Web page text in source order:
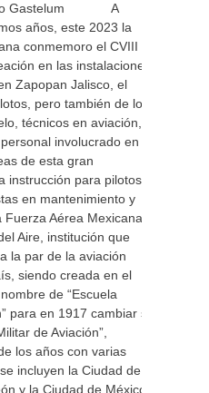
Gastelum A
años, este 2023 la
conmemoro el CVIII
en las instalaciones
Zapopan Jalisco, el
pero también de los
técnicos en aviación,
involucrado en
de esta gran
para pilotos
en mantenimiento y
Aérea Mexicana
Aire, institución que
la par de la aviación
siendo creada en el
de “Escuela
para en 1917 cambiar su
de Aviación”,
los años con varias
incluyen la Ciudad de
y la Ciudad de México